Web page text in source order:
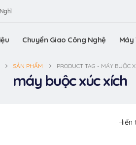
Chuyển Giao Công Nghệ Máy
SẢN PHẨM PRODUCT TAG - MÁY BUỘC
máy buộc xúc xích
Hiển